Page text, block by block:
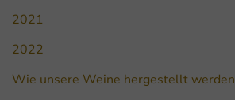
2021
2022
Wie unsere Weine hergestellt werden